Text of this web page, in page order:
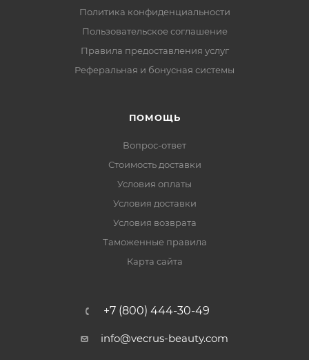
Политика конфиденциальности
Пользовательское соглашение
Правила предоставления услуг
Реферальная и бонусная системы
ПОМОЩЬ
Вопрос-ответ
Стоимость доставки
Условия оплаты
Условия доставки
Условия возврата
Таможенные правила
Карта сайта
+7 (800) 444-30-49
info@vecrus-beauty.com